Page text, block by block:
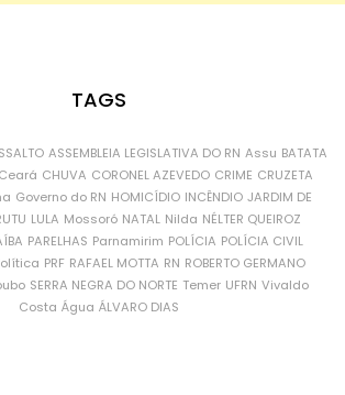
TAGS
ASSEMBLEIA LEGISLATIVA DO RN Assu BATATA
Ceará CHUVA CORONEL AZEVEDO CRIME CRUZETA
Governo do RN HOMICÍDIO INCÊNDIO JARDIM DE
LULA Mossoró NATAL Nilda NÉLTER QUEIROZ
PARELHAS Parnamirim POLÍCIA POLÍCIA CIVIL
PRF RAFAEL MOTTA RN ROBERTO GERMANO
SERRA NEGRA DO NORTE Temer UFRN Vivaldo
Costa Água ÁLVARO DIAS